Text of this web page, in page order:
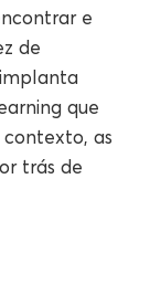
e
de
que
as
trás de